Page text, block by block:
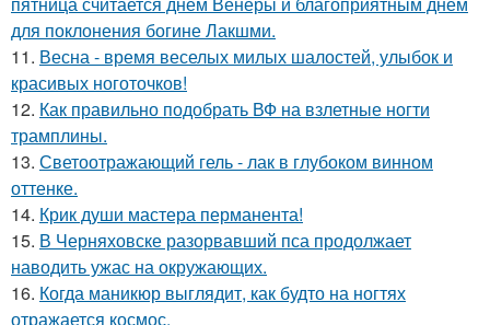
для поклонения богине Лакшми.
11. Весна - время веселых милых шалостей, улыбок и
красивых ноготочков!
12. Как правильно подобрать ВФ на взлетные ногти
трамплины.
13. Светоотражающий гель - лак в глубоком винном
оттенке.
14. Крик души мастера перманента!
15. В Черняховске разорвавший пса продолжает
наводить ужас на окружающих.
16. Когда маникюр выглядит, как будто на ногтях
отражается космос.